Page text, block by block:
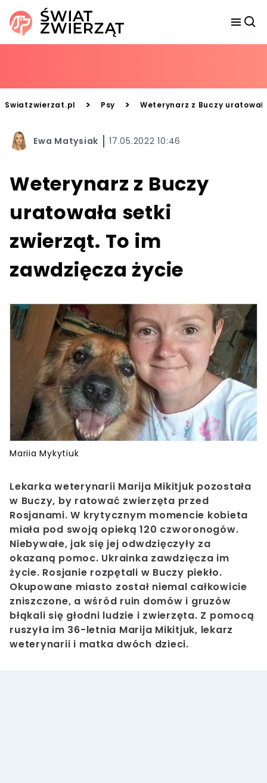
Swiatzwierzat.pl > Psy > Weterynarz z Buczy
Ewa Matysiak 17.05.2022 10:46
Weterynarz z Buczy
uratowała setki
zwierząt. To im
zawdzięcza życie
Mariia Mykytiuk
Lekarka weterynarii Marija Mikitjuk pozostała
w Buczy, by ratować zwierzęta przed
Rosjanami. W krytycznym momencie kobieta
miała pod swoją opieką 120 czworonogów.
Niebywałe, jak się jej odwdzięczyły za
okazaną pomoc. Ukrainka zawdzięcza im
życie. Rosjanie rozpętali w Buczy piekło.
Okupowane miasto został niemal całkowicie
zniszczone, a wśród ruin domów i gruzów
błąkali się głodni ludzie i zwierzęta. Z pomocą
ruszyła im 36-letnia Marija Mikitjuk, lekarz
weterynarii i matka dwóch dzieci.